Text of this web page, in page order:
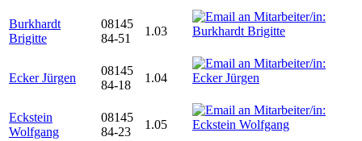
Burkhardt
Brigitte
08145
84-51
1.03
Ecker Jürgen
08145
84-18
1.04
Eckstein
Wolfgang
08145
84-23
1.05